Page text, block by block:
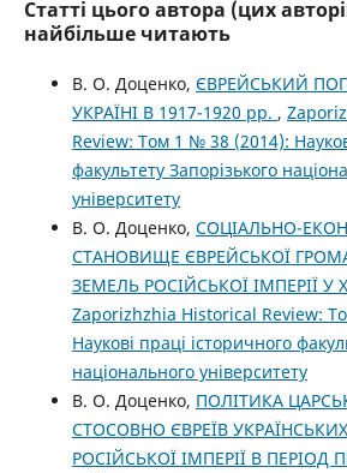
Статті цього автора (цих
найбільше читають
В. О. Доценко, ЄВРЕЙСЬКИЙ
УКРАЇНІ В 1917-1920 рр. ,
Review: Том 1 № 38 (2014):
факультету Запорізького
університету
В. О. Доценко, СОЦІАЛЬНО-
СТАНОВИЩЕ ЄВРЕЙСЬКОЇ
ЗЕМЕЛЬ РОСІЙСЬКОЇ ІМПЕРІЇ У
Zaporizhzhia Historical Review:
Наукові праці історичного
національного університету
В. О. Доценко, ПОЛІТИКА
СТОСОВНО ЄВРЕЇВ
РОСІЙСЬКОЇ ІМПЕРІЇ В ПЕРІОД